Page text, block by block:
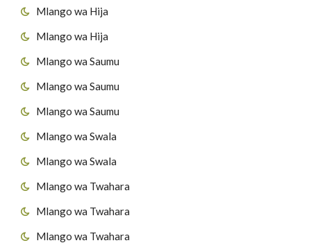
Mlango wa Hija
Mlango wa Hija
Mlango wa Saumu
Mlango wa Saumu
Mlango wa Saumu
Mlango wa Swala
Mlango wa Swala
Mlango wa Twahara
Mlango wa Twahara
Mlango wa Twahara